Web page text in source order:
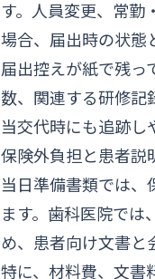
す。人員変更、常勤
場合、届出時の状態
届出控えが紙で残っ
数、関連する研修記
当交代時にも追跡し
保険外負担と患者説
当日準備書類では、
ます。歯科医院では
め、患者向け文書と
特に、材料費、文書